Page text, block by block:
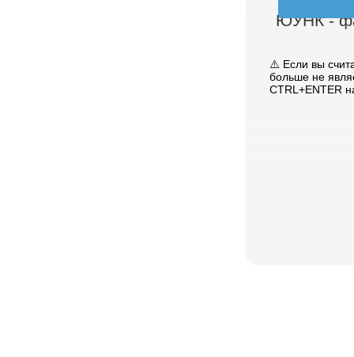
ЮУНК -
⚠️ Если вы
больше не
CTRL+ENTER